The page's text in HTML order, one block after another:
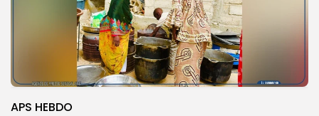
APS HEBDO